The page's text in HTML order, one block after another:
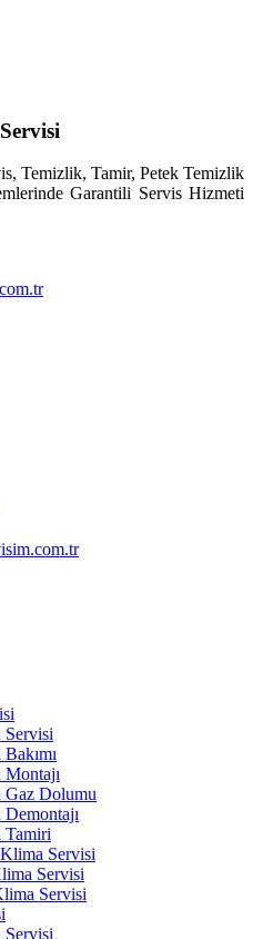
Temizlik, Tamir, Petek Temizlik
Garantili Servis Hizmeti
Dolumu
Tamiri
Servisi
Servisi
Servisi